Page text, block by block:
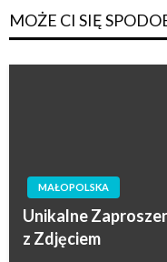
MOŻE CI SIĘ
MAŁOPOLSKA
Unikalne
z Zdjęciem